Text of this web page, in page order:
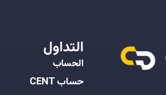
التداول
الحساب
حساب CENT